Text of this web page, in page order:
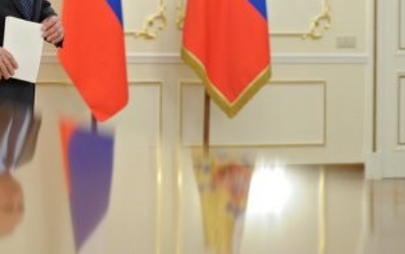
Bắc Biên - Giữ một
làng ven sông Hồng
TS. Trần Kim Hào